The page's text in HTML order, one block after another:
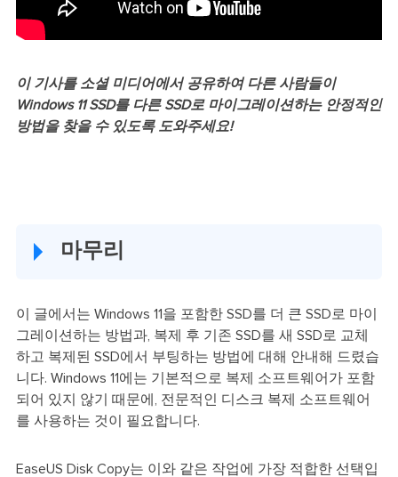
이 기사를 소셜 미디어에서 공유하여 다른 사람들이
Windows 11 SSD를 다른 SSD로 마이그레이션하는 안정적인
방법을 찾을 수 있도록 도와주세요!
마무리
이 글에서는 Windows 11을 포함한 SSD를 더 큰 SSD로 마이
그레이션하는 방법과, 복제 후 기존 SSD를 새 SSD로 교체
하고 복제된 SSD에서 부팅하는 방법에 대해 안내해 드렸습
니다. Windows 11에는 기본적으로 복제 소프트웨어가 포함
되어 있지 않기 때문에, 전문적인 디스크 복제 소프트웨어
를 사용하는 것이 필요합니다.
EaseUS Disk Copy는 이와 같은 작업에 가장 적합한 선택입